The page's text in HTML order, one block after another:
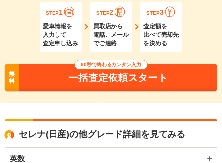
STEP1
愛車情報を
入力して
査定申し込み
STEP2
買取店から
電話、メール
でご連絡
STEP3
査定額を
比べて売却先
を決める
無
料
90秒で終わるカンタン入力
一括査定依頼スタート
セレナ(日産)の他グレード詳細を見てみる
英数